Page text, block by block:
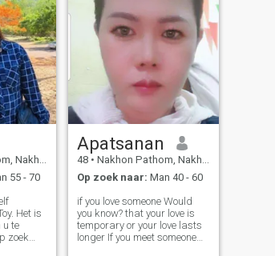
Thailand
55 - 70
Het is
u te
Apatsanan
48 • Nakhon Pathom, Nakhon Pathom, Thailand
Op zoek naar: Man 40 - 60
if you love someone Would
you know? that your love is
temporary or your love lasts
longer If you meet someone